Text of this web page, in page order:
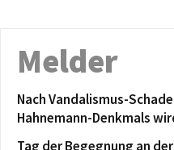
Melder
Nach Vandalismus-
Hahnemann-Denkmals
Tag der Begegnung an